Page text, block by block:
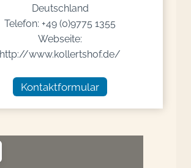
Deutschland
Telefon: +49 (0)9775 1355
Webseite:
http://www.kollertshof.de/
Kontaktformular